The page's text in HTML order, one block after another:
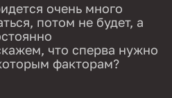
очень много
потом не будет, а
что сперва нужно
факторам?